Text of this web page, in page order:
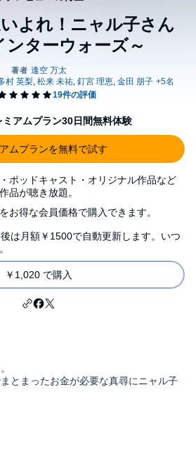
いよれ！ニャル子さん
ンターウォーズ～
アムプラン30日間無料体験
ムプランを無料で試す
ポッドキャスト・オリジナル作品など
品が聴き放題。
お得な会員価格で購入できます。
は月額￥1500で自動更新します。いつ
￥1,020 で購入
とまったお金が必要な真尋にニャル子
れるエックストリィィィィム雪合戦大